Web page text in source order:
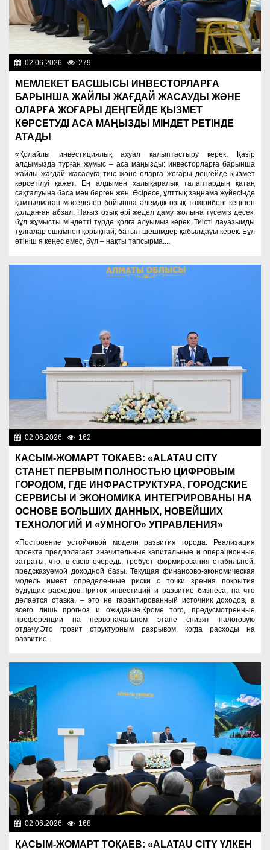
02.06.2026 279
МЕМЛЕКЕТ БАСШЫСЫ ИНВЕСТОРЛАРҒА
БАРЫНША ЖАЙЛЫ ЖАҒДАЙ ЖАСАУДЫ ЖӘНЕ
ОЛАРҒА ЖОҒАРЫ ДЕҢГЕЙДЕ ҚЫЗМЕТ
КӨРСЕТУДІ АСА МАҢЫЗДЫ МІНДЕТ РЕТІНДЕ
АТАДЫ
«Қолайлы инвестициялық ахуал қалыптастыру керек. Қазір
алдымызда тұрған жұмыс – аса маңызды: инвесторларға барынша
жайлы жағдай жасалуға тиіс және оларға жоғары деңгейде қызмет
көрсетілуі қажет. Ең алдымен халықаралық талаптардың қатаң
сақталуына баса мән берген жөн. Әсіресе, ұлттық заңнама жүйесінде
қамтылмаған мәселелер бойынша әлемдік озық тәжірибені кеңінен
қолданған абзал. Нағыз озық әрі жедел даму жолына түсеміз десек,
бұл жұмысты міндетті түрде қолға алуымыз керек. Тиісті лауазымды
тұлғалар ешкімнен қорықпай, батыл шешімдер қабылдауы керек. Бұл
өтініш я кеңес емес, бұл – нақты тапсырма....
02.06.2026 162
КАСЫМ-ЖОМАРТ ТОКАЕВ: «ALATAU CITY
СТАНЕТ ПЕРВЫМ ПОЛНОСТЬЮ ЦИФРОВЫМ
ГОРОДОМ, ГДЕ ИНФРАСТРУКТУРА, ГОРОДСКИЕ
СЕРВИСЫ И ЭКОНОМИКА ИНТЕГРИРОВАНЫ НА
ОСНОВЕ БОЛЬШИХ ДАННЫХ, НОВЕЙШИХ
ТЕХНОЛОГИЙ И «УМНОГО» УПРАВЛЕНИЯ»
«Построение устойчивой модели развития города. Реализация
проекта предполагает значительные капитальные и операционные
затраты, что, в свою очередь, требует формирования стабильной,
предсказуемой доходной базы. Текущая финансово-экономическая
модель имеет определенные риски с точки зрения покрытия
будущих расходов.Приток инвестиций и развитие бизнеса, на что
делается ставка, – это не гарантированный источник доходов, а
всего лишь прогноз и ожидание.Кроме того, предусмотренные
преференции на первоначальном этапе снизят налоговую
отдачу.Это грозит структурным разрывом, когда расходы на
развитие...
02.06.2026 168
ҚАСЫМ-ЖОМАРТ ТОҚАЕВ: «ALATAU CITY ҮЛКЕН